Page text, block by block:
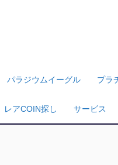
パラジウムイーグル プラ
レアCOIN探し サービス